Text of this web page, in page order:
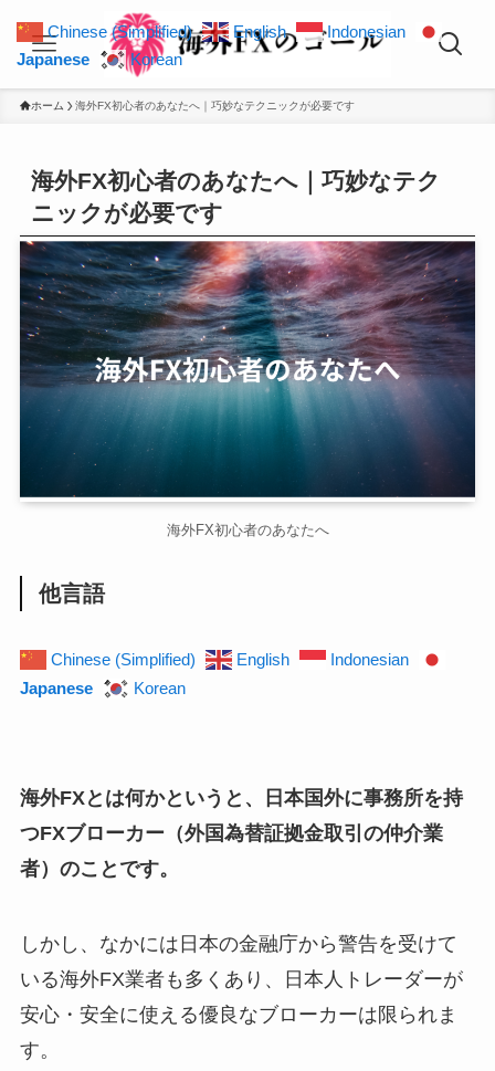
ホーム 海外FX初心者のあなたへ｜巧妙なテクニックが必要です
海外FX初心者のあなたへ｜巧妙なテク
ニックが必要です
海外FX初心者のあなたへ
他言語
Chinese (Simplified) English
Indonesian
Japanese
Korean
海外FXとは何かというと、日本国外に事務所を持
つFXブローカー（外国為替証拠金取引の仲介業
者）のことです。
しかし、なかには日本の金融庁から警告を受けて
いる海外FX業者も多くあり、日本人トレーダーが
安心・安全に使える優良なブローカーは限られま
す。
Chinese (Simplified) English
Indonesian
Japanese
Korean